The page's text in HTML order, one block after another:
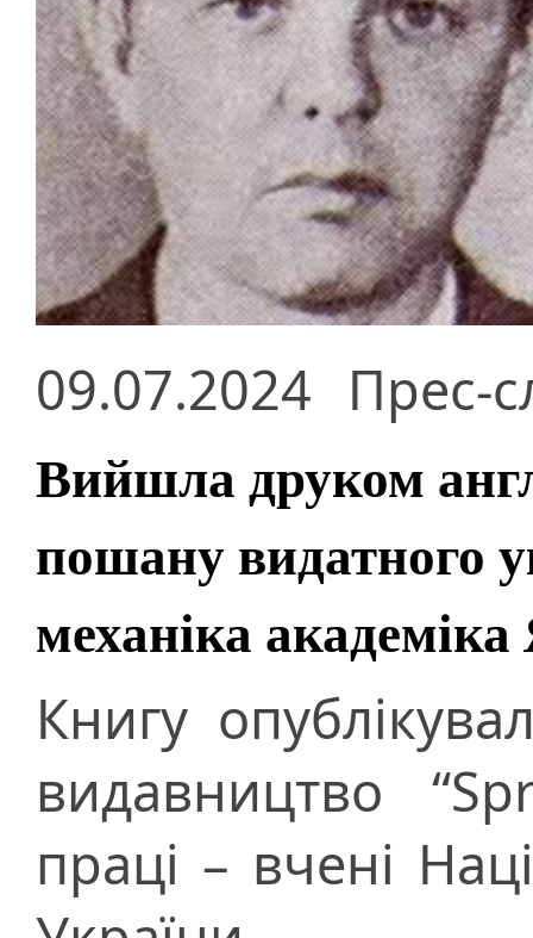
09.07.2024 Прес-
Вийшла друком
пошану видатного
механіка
Книгу
видавництво
праці – вчені